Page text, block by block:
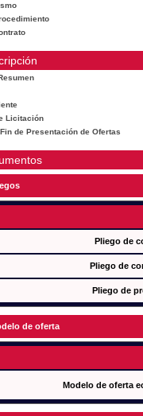
Licitación
de Presentación de Ofertas
Pliego de
Pliego de
Pliego de
de oferta
Modelo de oferta